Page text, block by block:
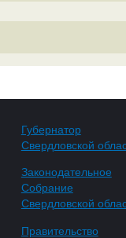
Губернатор
Свердловской
Законодательное
Собрание
Свердловской
Правительство